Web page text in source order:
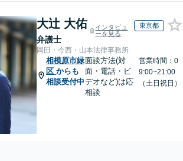
大辻 大佑
弁護士
インタビュ
ーを見る
東京都
岡田・今西・山本法律事務所
相模原市緑
区 からも
相談受付中
面談方法(対
面・電話・ビ
デオなど)は応
相談
営業時間：0
9:00~21:00
（土日祝日）